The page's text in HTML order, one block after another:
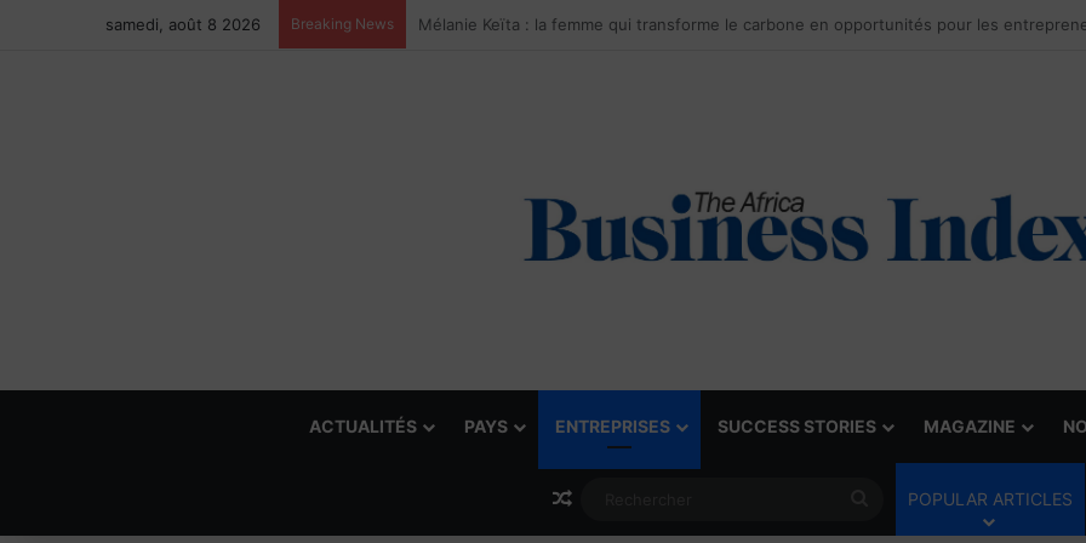
samedi, août 8 2026 Breaking News
ACTUALITÉS PAYS ENTREPRISES SUCCESS STORIES MAGAZINE
Article Aléatoire Rechercher
POPULAR ARTICLES